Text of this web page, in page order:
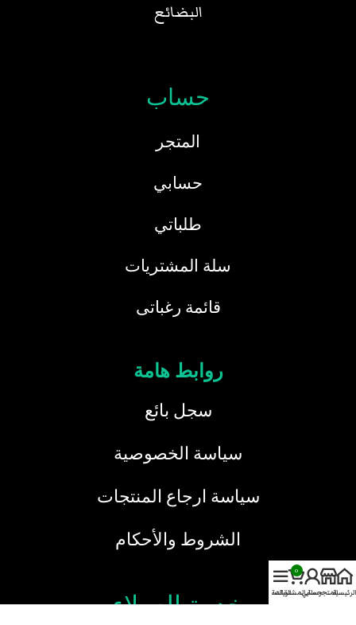
البضائع
حساب
المتجر
حسابي
طلباتي
سلة المشتريات
قائمة رغباتى
روابط هامة
سجل بائع
سياسة الخصوصية
سياسة ارجاع المنتجات
الشروط والأحكام
خدمة العملاء الرئيسيةالمتجرحسابي
0
سلة المشتريات
القائمة